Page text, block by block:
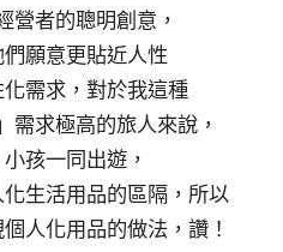
營者的聰明創意，
願意更貼近人性
需求，對於我這種
需求極高的旅人來說，
孩一同出遊，
生活用品的區隔，所以
人化用品的做法，讚！